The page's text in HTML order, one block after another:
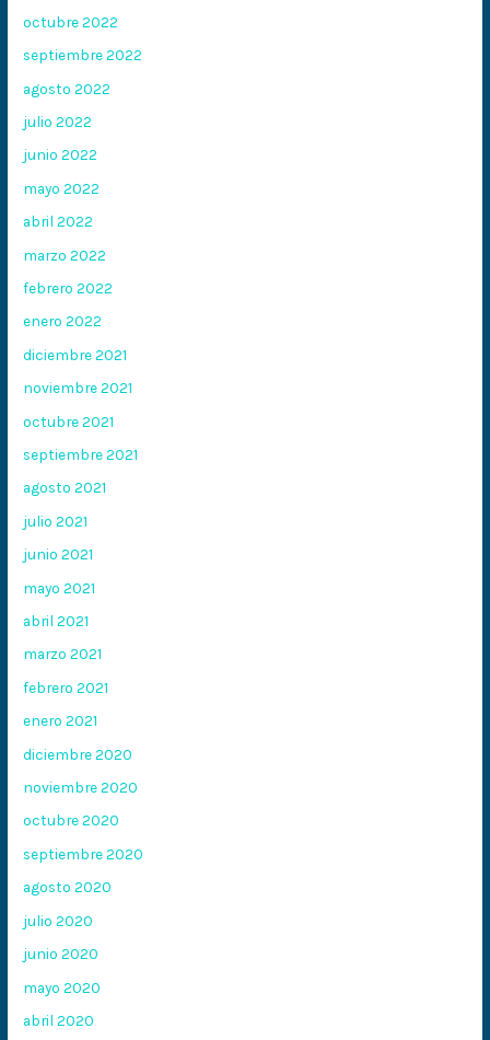
octubre 2022
septiembre 2022
agosto 2022
julio 2022
junio 2022
mayo 2022
abril 2022
marzo 2022
febrero 2022
enero 2022
diciembre 2021
noviembre 2021
octubre 2021
septiembre 2021
agosto 2021
julio 2021
junio 2021
mayo 2021
abril 2021
marzo 2021
febrero 2021
enero 2021
diciembre 2020
noviembre 2020
octubre 2020
septiembre 2020
agosto 2020
julio 2020
junio 2020
mayo 2020
abril 2020